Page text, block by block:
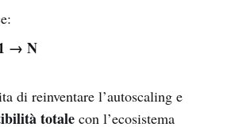
→ N
di reinventare l’autoscaling e
totale con l’ecosistema